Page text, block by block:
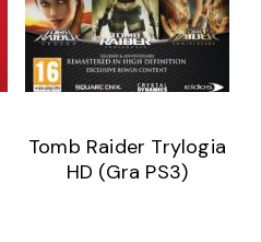
Tomb Raider Trylogia
HD (Gra PS3)